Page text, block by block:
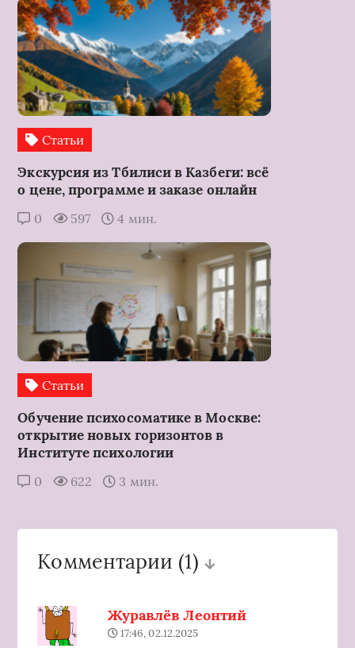
Статьи
Экскурсия из Тбилиси в Казбеги: всё
о цене, программе и заказе онлайн
0 597 4 мин.
Статьи
Обучение психосоматике в Москве:
открытие новых горизонтов в
Институте психологии
0 622 3 мин.
Комментарии (1)
Журавлёв Леонтий
17:46, 02.12.2025